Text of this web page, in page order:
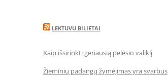
LEKTUVU BILIETAI
Kaip išsirinkti geriausią pelėsio valiklį
Žieminių padangų žymėjimas yra svarbus